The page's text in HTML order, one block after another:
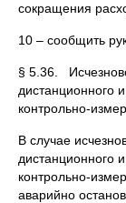
сокращения
10 – сообщить
§ 5.36.
дистанционного
контрольно-
В случае
дистанционного
контрольно-
аварийно